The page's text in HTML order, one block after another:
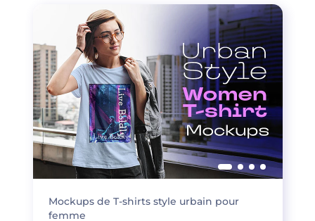
Mockups de T-shirts style urbain pour
femme